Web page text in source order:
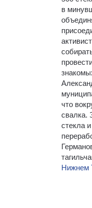
в
что
свалка.
стекла
Нижнем